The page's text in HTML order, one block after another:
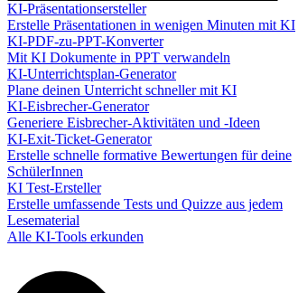
KI-Präsentationsersteller
Erstelle Präsentationen in wenigen Minuten mit KI
KI-PDF-zu-PPT-Konverter
Mit KI Dokumente in PPT verwandeln
KI-Unterrichtsplan-Generator
Plane deinen Unterricht schneller mit KI
KI-Eisbrecher-Generator
Generiere Eisbrecher-Aktivitäten und -Ideen
KI-Exit-Ticket-Generator
Erstelle schnelle formative Bewertungen für deine
SchülerInnen
KI Test-Ersteller
Erstelle umfassende Tests und Quizze aus jedem
Lesematerial
Alle KI-Tools erkunden